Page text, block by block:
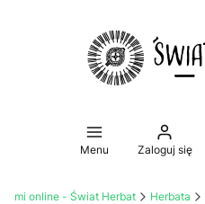
Menu Zaloguj się
online - Świat Herbat Herbata